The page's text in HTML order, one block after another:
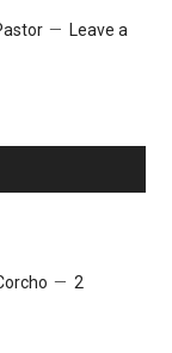
Leave a
2